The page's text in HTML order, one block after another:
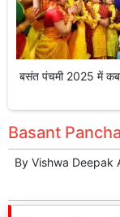
बसंत पंचमी 2025 में कब
Basant
By Vishwa Deepak